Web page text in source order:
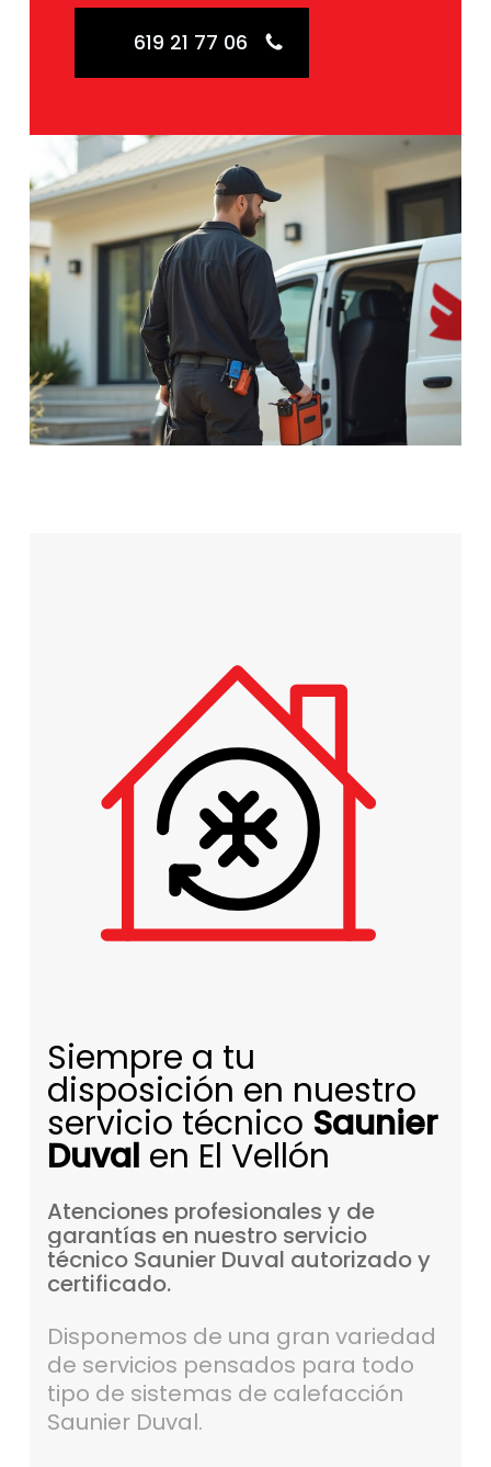
619 21 77 06
Siempre a tu
disposición en nuestro
servicio técnico Saunier
Duval en El Vellón
Atenciones profesionales y de
garantías en nuestro servicio
técnico Saunier Duval autorizadoy
certificado.
Disponemos de una gran variedad
de servicios pensados para todo
tipo de sistemas de calefacción
Saunier Duval.